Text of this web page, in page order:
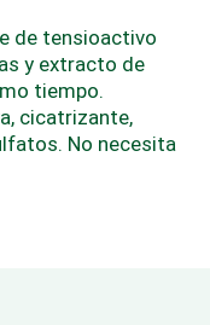
de tensioactivo
y extracto de
tiempo.
cicatrizante,
No necesita